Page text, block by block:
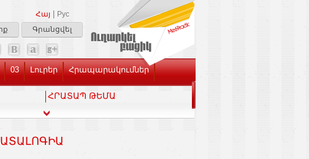
Հայ
Рус
Գրանցվել
03 Լուրեր Հրապարակումներ
ՀՐԱՏԱՊ ԹԵՄԱ
1